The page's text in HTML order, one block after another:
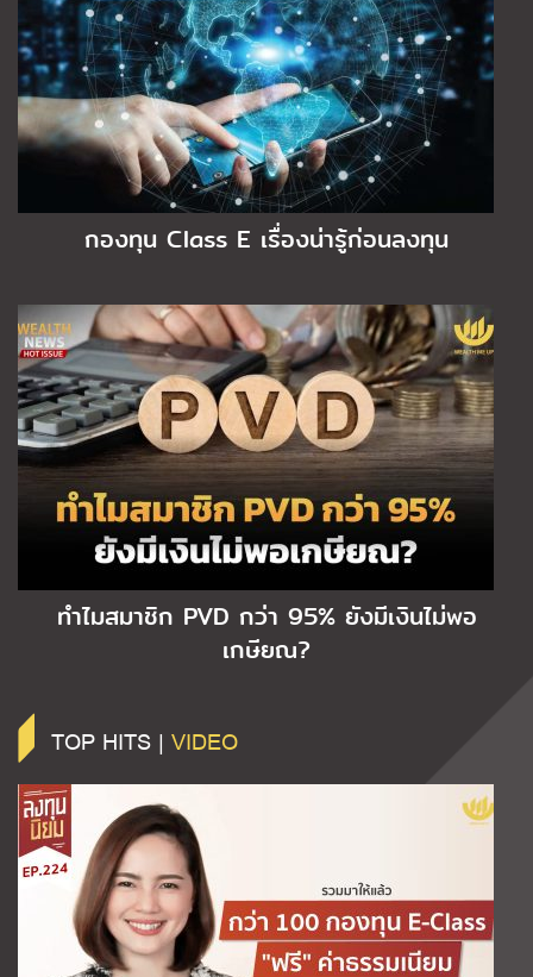
กองทุน Class E เรื่องน่ารู้ก่อนลงทุน
ทำไมสมาชิก PVD กว่า 95% ยังมีเงินไม่พอ
เกษียณ?
TOP HITS | VIDEO